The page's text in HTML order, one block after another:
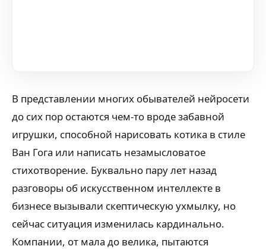
В представлении многих обывателей нейросети
до сих пор остаются чем-то вроде забавной
игрушки, способной нарисовать котика в стиле
Ван Гога или написать незамысловатое
стихотворение. Буквально пару лет назад
разговоры об искусственном интеллекте в
бизнесе вызывали скептическую ухмылку, но
сейчас ситуация изменилась кардинально.
Компании, от мала до велика, пытаются